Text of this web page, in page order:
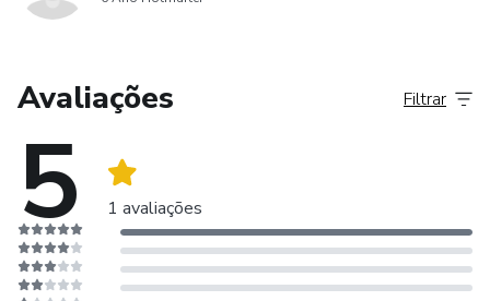
Avaliações
5 1 avaliações
Filtrar